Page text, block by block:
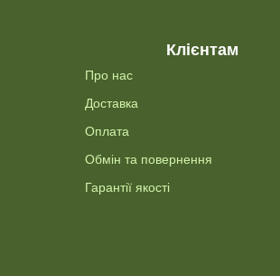
Клієнтам
Про нас
Доставка
Оплата
Обмін та повернення
Гарантії якості